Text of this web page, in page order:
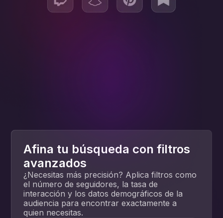
Afina tu búsqueda con filtros
avanzados
¿Necesitas más precisión? Aplica filtros como
el número de seguidores, la tasa de
interacción y los datos demográficos de la
audiencia para encontrar exactamente a
quien necesitas.